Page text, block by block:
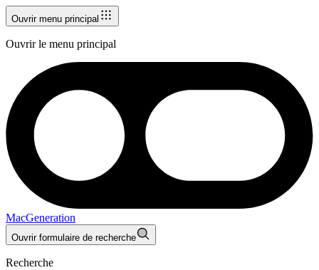
Ouvrir menu principal
Ouvrir le menu principal
MacGeneration
Ouvrir formulaire de recherche
Recherche